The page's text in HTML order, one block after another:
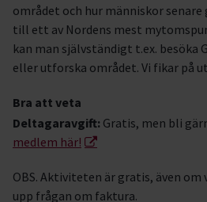
området och hur människor senare
till ett av Nordens mest
kan man självständigt t.ex. besöka
eller utforska området. Vi fikar på
Bra att veta
Deltagaravgift: Gratis, men bli
medlem här!
OBS. Aktiviteten är gratis, även
upp frågan om faktura.